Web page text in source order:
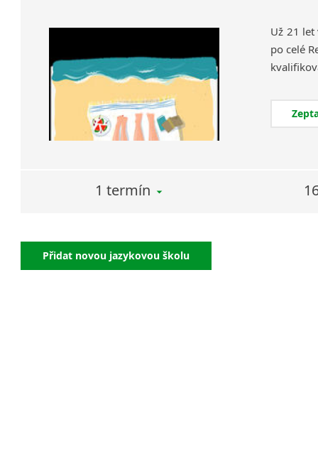
Už 21 let
po celé
1 termín
Přidat novou jazykovou školu